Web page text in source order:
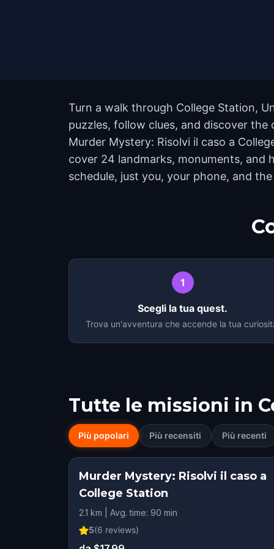
Turn a walk through College Station,
puzzles, follow clues, and discover
Murder Mystery: Risolvi il caso a
cover 24 landmarks, monuments, and
schedule, just you, your phone, and
1
Scegli la tua quest.
Trova un'avventura che accende la tua
Tutte le missioni in
Più popolari Più recensiti Più recenti
Murder Mystery: Risolvi il caso a
College Station
2.1 km | Avg. time: 90 min
5(6 reviews)